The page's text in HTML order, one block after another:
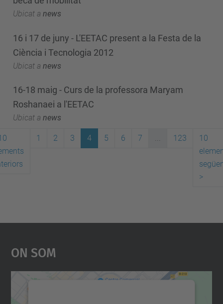
Ubicat a news
16 i 17 de juny - L'EETAC present a la Festa de la
Ciència i Tecnologia 2012
Ubicat a news
16-18 maig - Curs de la professora Maryam
Roshanaei a l'EETAC
Ubicat a news
1 2 3 4 5 6 7 ... 123
10
>
On Som